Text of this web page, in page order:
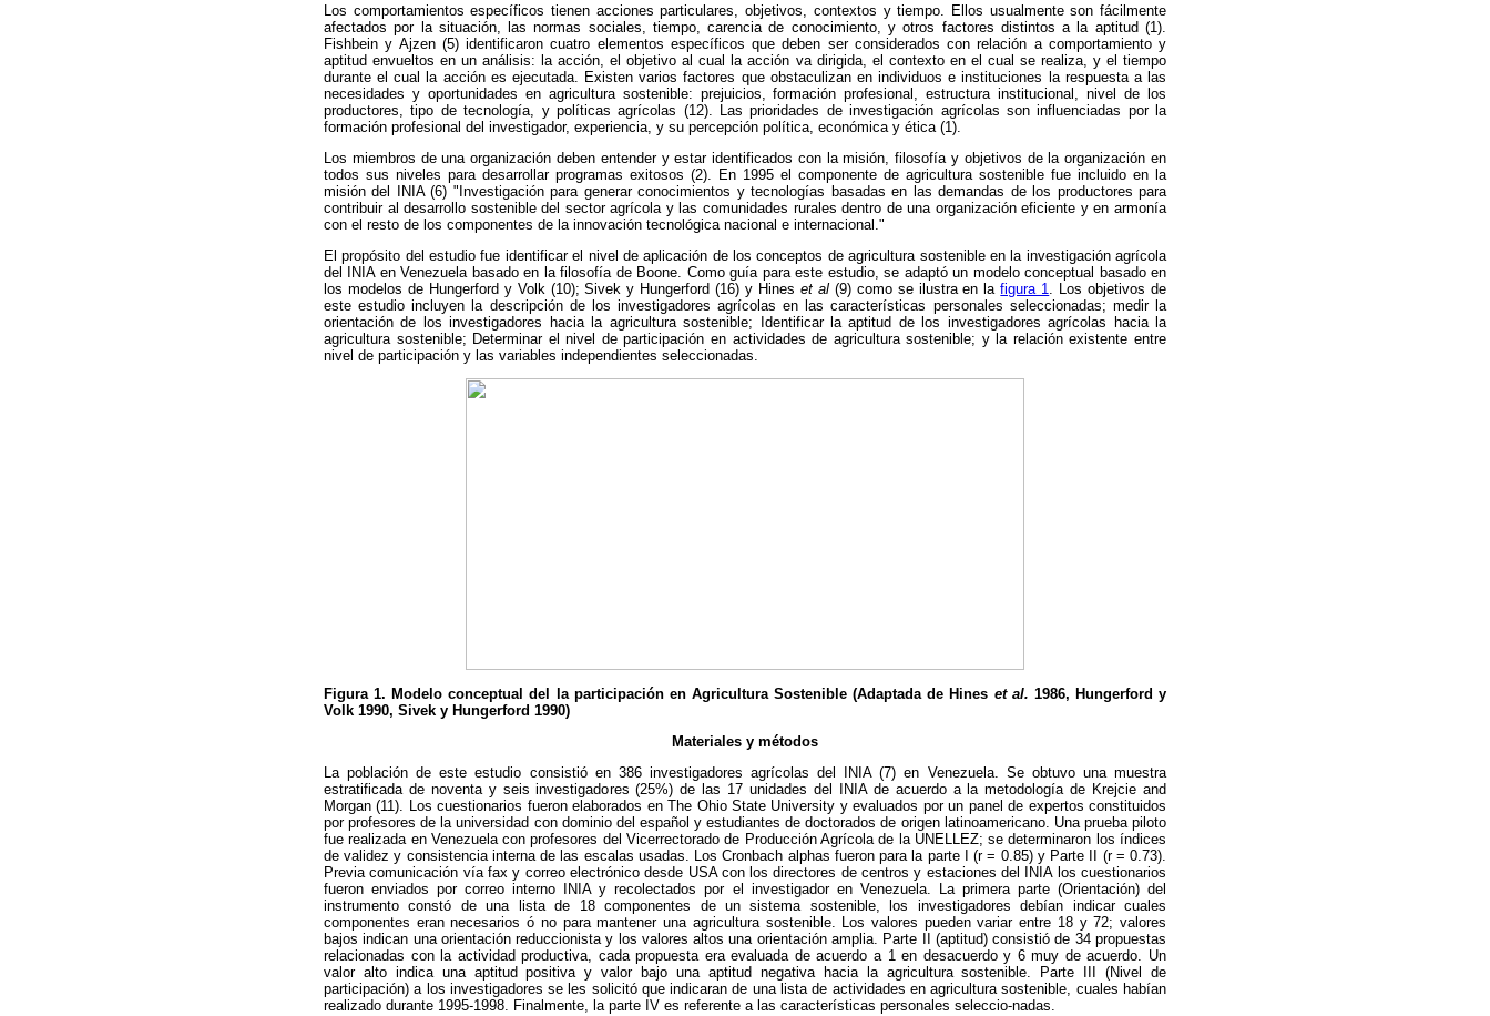
Los comportamientos específicos tienen acciones particulares, objetivos, contextos y tiempo. Ellos usualmente son fácilmente
afectados por la situación, las normas sociales, tiempo, carencia de conocimiento, y otros factores distintos a la aptitud (1).
Fishbein y Ajzen (5) identificaron cuatro elementos específicos que deben ser considerados con relación a comportamiento y
aptitud envueltos en un análisis: la acción, el objetivo al cual la acción va dirigida, el contexto en el cual se realiza, y el tiempo
durante el cual la acción es ejecutada. Existen varios factores que obstaculizan en individuos e instituciones la respuesta a las
necesidades y oportunidades en agricultura sostenible: prejuicios, formación profesional, estructura institucional, nivel de los
productores, tipo de tecnología, y políticas agrícolas (12). Las prioridades de investigación agrícolas son influenciadas por la
formación profesional del investigador, experiencia, y su percepción política, económica y ética (1).
Los miembros de una organización deben entender y estar identificados con la misión, filosofía y objetivos de la organización en
todos sus niveles para desarrollar programas exitosos (2). En 1995 el componente de agricultura sostenible fue incluido en la
misión del INIA (6) "Investigación para generar conocimientos y tecnologías basadas en las demandas de los productores para
contribuir al desarrollo sostenible del sector agrícola y las comunidades rurales dentro de una organización eficiente y en armonía
con el resto de los componentes de la innovación tecnológica nacional e internacional."
El propósito del estudio fue identificar el nivel de aplicación de los conceptos de agricultura sostenible en la investigación agrícola
del INIA en Venezuela basado en la filosofía de Boone. Como guía para este estudio, se adaptó un modelo conceptual basado en
los modelos de Hungerford y Volk (10); Sivek y Hungerford (16) y Hines et al (9) como se ilustra en lafigura 1. Los objetivos de
este estudio incluyen la descripción de los investigadores agrícolas en las características personales seleccionadas; medir la
orientación de los investigadores hacia la agricultura sostenible; Identificar la aptitud de los investigadores agrícolas hacia la
agricultura sostenible; Determinar el nivel de participación en actividades de agricultura sostenible; y la relación existente entre
nivel de participación y las variables independientes seleccionadas.
Figura 1. Modelo conceptual del la participación en Agricultura Sostenible (Adaptada de Hines et al. 1986, Hungerford y
Volk 1990, Sivek y Hungerford 1990)
Materiales y métodos
La población de este estudio consistió en 386 investigadores agrícolas del INIA (7) en Venezuela. Se obtuvo una muestra
estratificada de noventa y seis investigadores (25%) de las 17 unidades del INIA de acuerdo a la metodología de Krejcie and
Morgan (11). Los cuestionarios fueron elaborados en The Ohio State University y evaluados por un panel de expertos constituidos
por profesores de la universidad con dominio del español y estudiantes de doctorados de origen latinoamericano. Una prueba piloto
fue realizada en Venezuela con profesores del Vicerrectorado de Producción Agrícola de la UNELLEZ; se determinaron los índices
de validez y consistencia interna de las escalas usadas. Los Cronbach alphas fueron para la parte I (r = 0.85) y Parte II (r = 0.73).
Previa comunicación vía fax y correo electrónico desde USA con los directores de centros y estaciones del INIA los cuestionarios
fueron enviados por correo interno INIA y recolectados por el investigador en Venezuela. La primera parte (Orientación) del
instrumento constó de una lista de 18 componentes de un sistema sostenible, los investigadores debían indicar cuales
componentes eran necesarios ó no para mantener una agricultura sostenible. Los valores pueden variar entre 18 y 72; valores
bajos indican una orientación reduccionista y los valores altos una orientación amplia. Parte II (aptitud) consistió de 34 propuestas
relacionadas con la actividad productiva, cada propuesta era evaluada de acuerdo a 1 en desacuerdo y 6 muy de acuerdo. Un
valor alto indica una aptitud positiva y valor bajo una aptitud negativa hacia la agricultura sostenible. Parte III (Nivel de
participación) a los investigadores se les solicitó que indicaran de una lista de actividades en agricultura sostenible, cuales habían
realizado durante 1995-1998. Finalmente, la parte IV es referente a las características personales seleccio-nadas.